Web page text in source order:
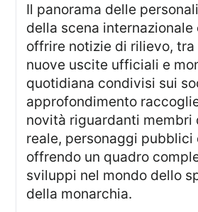
Il panorama delle personalità di spicco
della scena internazionale
offrire notizie di rilievo, tra
nuove uscite ufficiali e
quotidiana condivisi sui
approfondimento
novità riguardanti membri
reale, personaggi pubblici
offrendo un quadro
sviluppi nel mondo dello
della monarchia.